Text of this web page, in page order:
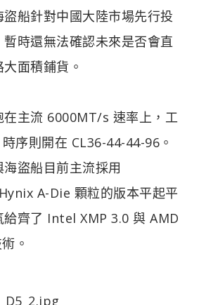
船針對中國大陸市場先行投
時還無法確認未來是否會直
面積鋪貨。
在主流 6000MT/s 速率上，工
序則開在 CL36-44-44-96。
盜船目前主流採用
A-Die 顆粒的版本平起平
給齊了 Intel XMP 3.0 與 AMD
。